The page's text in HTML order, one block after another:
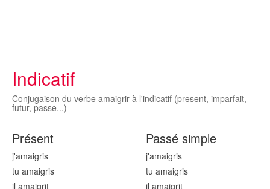
Indicatif
Conjugaison du verbe amaigrir à l'indicatif (present, imparfait,
futur, passe...)
Présent
j'amaigris
tu amaigris
il amaigrit
Passé simple
j'amaigris
tu amaigris
il amaigrit